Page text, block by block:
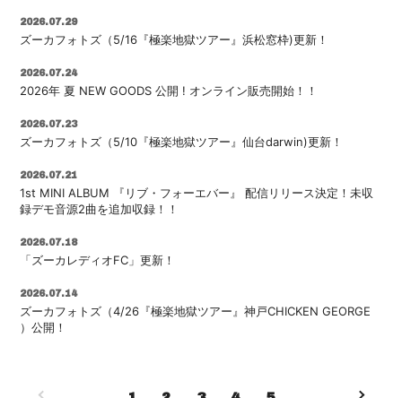
2026.07.29
ズーカフォトズ（5/16『極楽地獄ツアー』浜松窓枠)更新！
2026.07.24
2026年 夏 NEW GOODS 公開 ! オンライン販売開始！！
2026.07.23
ズーカフォトズ（5/10『極楽地獄ツアー』仙台darwin)更新！
2026.07.21
1st MINI ALBUM 『リブ・フォーエバー』 配信リリース決定！未収
録デモ音源2曲を追加収録！！
2026.07.18
「ズーカレディオFC」更新！
2026.07.14
ズーカフォトズ（4/26『極楽地獄ツアー』神戸CHICKEN GEORGE
）公開！